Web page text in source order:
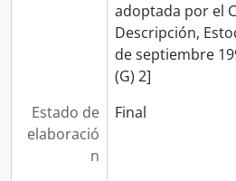
adoptada por el
Descripción,
de septiembre
(G) 2]
Estado de
elaboració
n
Final